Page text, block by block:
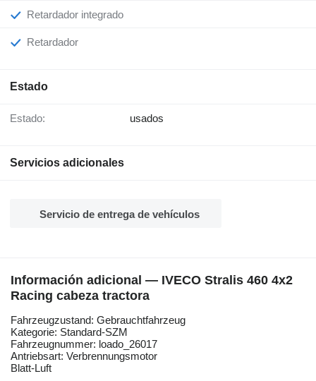
Retardador integrado
Retardador
Estado
Estado: usados
Servicios adicionales
Servicio de entrega de vehículos
Información adicional — IVECO Stralis 460 4x2
Racing cabeza tractora
Fahrzeugzustand: Gebrauchtfahrzeug
Kategorie: Standard-SZM
Fahrzeugnummer: loado_26017
Antriebsart: Verbrennungsmotor
Blatt-Luft